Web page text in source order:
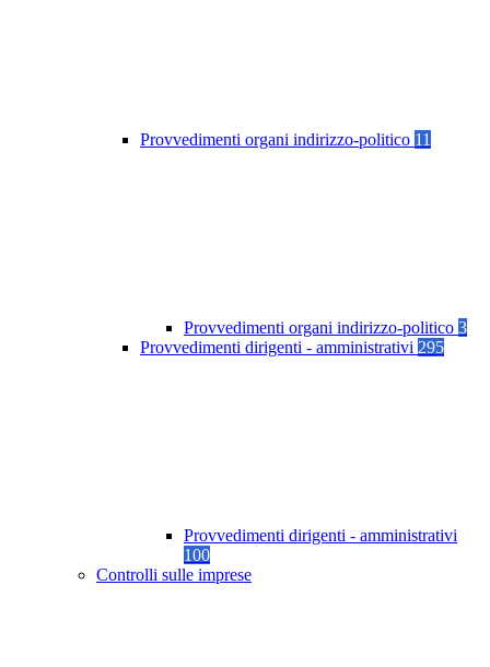
Provvedimenti organi indirizzo-politico 11
Provvedimenti organi indirizzo-politico 3
Provvedimenti dirigenti - amministrativi 295
Provvedimenti dirigenti - amministrativi
100
Controlli sulle imprese